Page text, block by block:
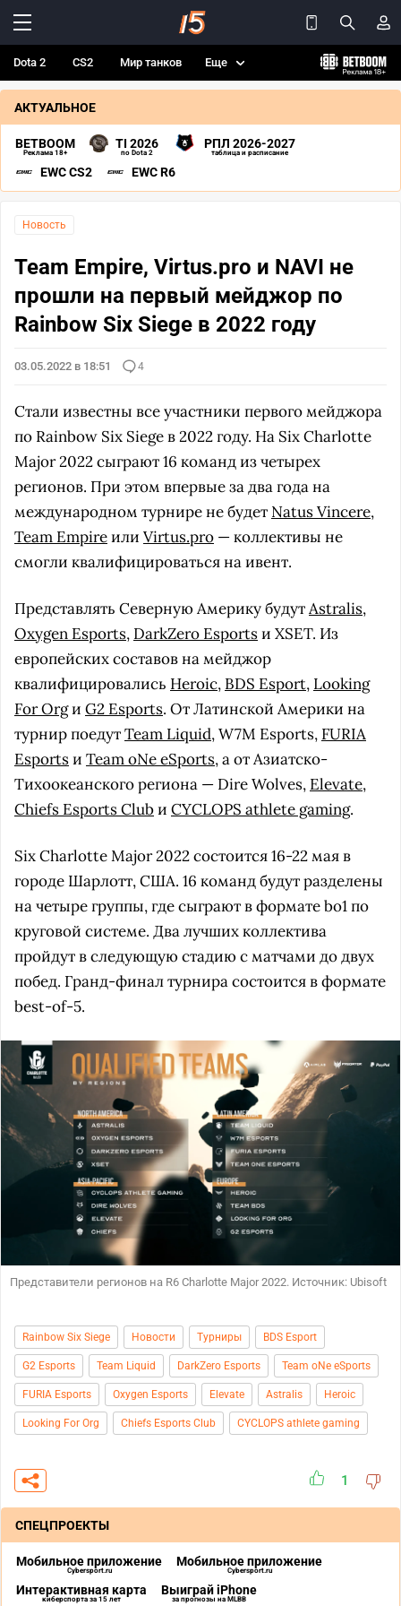
Dota 2 CS2 Мир танков Еще
АКТУАЛЬНОЕ
BETBOOM
Реклама 18+
TI 2026
по Dota 2
РПЛ 2026-2027
таблица и расписание
EWC CS2 EWC R6
Новость
Team Empire, Virtus.pro и NAVI не
прошли на первый мейджор по
Rainbow Six Siege в 2022 году
03.05.2022 в 18:51 4
Стали известны все участники первого мейджора
по Rainbow Six Siege в 2022 году. На Six Charlotte
Major 2022 сыграют 16 команд из четырех
регионов. При этом впервые за два года на
международном турнире не будет Natus Vincere,
Team Empireили Virtus.pro — коллективы не
смогли квалифицироваться на ивент.
Представлять Северную Америку будутAstralis,
Oxygen Esports, DarkZero Esportsи XSET. Из
европейских составов на мейджор
квалифицировались Heroic, BDS Esport, Looking
For Orgи G2 Esports. От Латинской Америки на
турнир поедутTeam Liquid, W7M Esports, FURIA
Esportsи Team oNe eSports, а от Азиатско-
Тихоокеанского региона — Dire Wolves, Elevate,
Chiefs Esports Clubи CYCLOPS athlete gaming.
Six Charlotte Major 2022 состоится 16-22 мая в
городе Шарлотт, США. 16 команд будут разделены
на четыре группы, где сыграют в формате bo1 по
круговой системе. Два лучших коллектива
пройдут в следующую стадию с матчами до двух
побед. Гранд-финал турнира состоится в формате
best-of-5.
Представители регионов на R6 Charlotte Major 2022. Источник: Ubisoft
Rainbow Six Siege Новости Турниры BDS Esport
G2 Esports Team Liquid DarkZero Esports Team oNe eSports
FURIA Esports Oxygen Esports Elevate Astralis Heroic
Looking For Org Chiefs Esports Club CYCLOPS athlete gaming
1
СПЕЦПРОЕКТЫ
Мобильное приложение
Cybersport.ru
Мобильное приложение
Cybersport.ru
Интерактивная карта
киберспорта за 15 лет
Выиграй iPhone
за прогнозы на MLBB